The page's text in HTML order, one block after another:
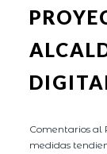
Comentarios al
medidas